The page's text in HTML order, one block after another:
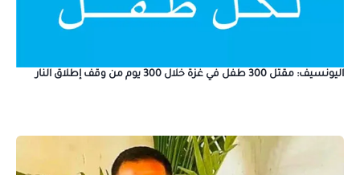
اليونسيف: مقتل 300 طفل في غزة خلال 300 يوم من وقف إطلاق النار